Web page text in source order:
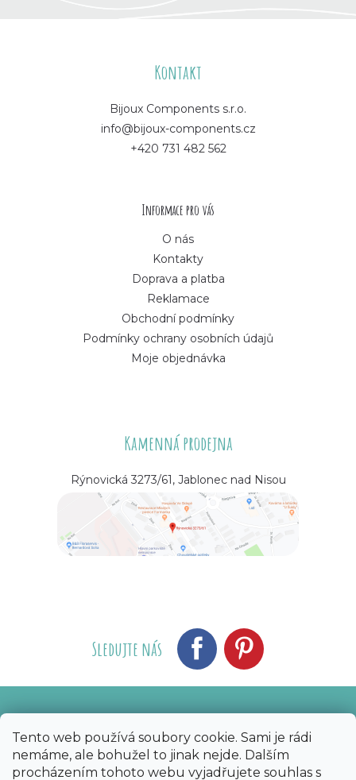
Tento web používá soubory cookie. Sami je rádi
nemáme, ale bohužel to jinak nejde. Dalším
procházením tohoto webu vyjadřujete souhlas s
Kontakt
Bijoux Components s.r.o.
info@bijoux-components.cz
+420 731 482 562
Informace pro vás
O nás
Kontakty
Doprava a platba
Reklamace
Obchodní podmínky
Podmínky ochrany osobních údajů
Moje objednávka
Kamenná prodejna
Rýnovická 3273/61, Jablonec nad Nisou
Sledujte nás
Copyright 2026 Bijoux Components - Svět